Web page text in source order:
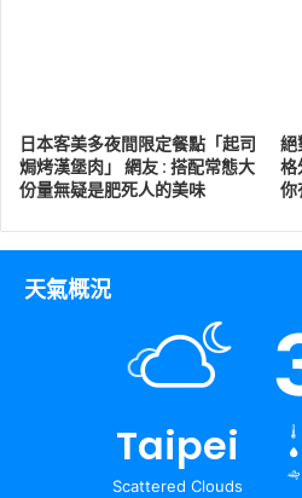
日本客美多夜間限定餐點「起司
焗烤漢堡肉」 網友 : 搭配常態大
份量無疑是肥死人的美味
絕
格
你
天氣概況
Taipei
Scattered Clouds